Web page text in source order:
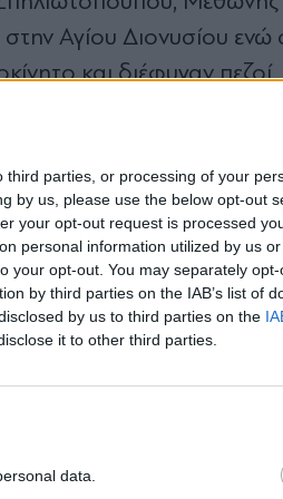
parties, or processing of your
by us, please use the below opt-out
your opt-out request is processed
personal information utilized by us
your opt-out. You may separately
by third parties on the IAB’s list of
by us to third parties on the
it to other third parties.
data.
Αγίου Διονυσίου ενώ
και διέφυγαν πεζοί.
οι Αρχές εντόπισαν στο
Σε βάρος του
για απείθεια, αποδοχή
περί ναρκωτικών
που
Πειραιά.